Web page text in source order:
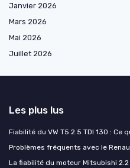
Janvier 2026
Mars 2026
Mai 2026
Juillet 2026
Les plus lus
Fiabilité du VW T5 2.5 TDI 130 : Ce
Problèmes fréquents avec le
La fiabilité du moteur Mitsubishi